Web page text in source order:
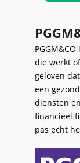
die werkt
geloven
een
diensten
financieel
pas echt